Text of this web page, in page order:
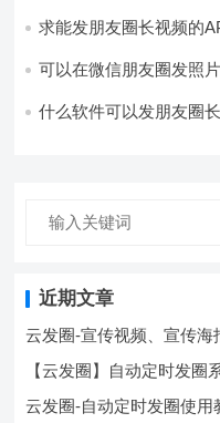
求能发朋友圈长视频的
可以在微信朋友圈发照
什么软件可以发朋友圈
近期文章
云发圈-宣传视频、宣传海
【云发圈】自动定时发圈
云发圈-自动定时发圈使用